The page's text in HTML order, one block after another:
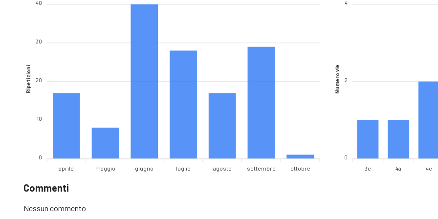
40
30
20
10
0
Ripetizioni
aprile maggio giugno luglio agosto settembre ottobre
4
2
0
Numero vie
3c 4a 4c
Commenti
Nessun commento